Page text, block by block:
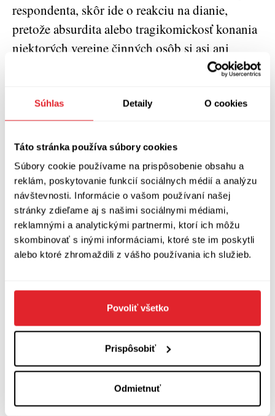
Súhlas Detaily O cookies
Táto stránka používa súbory cookies
Súbory cookie používame na prispôsobenie obsahu a
reklám, poskytovanie funkcií sociálnych médií a analýzu
návštevnosti. Informácie o vašom používaní našej
stránky zdieľame aj s našimi sociálnymi médiami,
reklamnými a analytickými partnermi, ktorí ich môžu
skombinovať s inými informáciami, ktoré ste im poskytli
alebo ktoré zhromaždili z vášho používania ich služieb.
Povoliť všetko
Prispôsobiť
Odmietnuť
respondenta, skôr ide o reakciu na dianie,
pretože absurdita alebo tragikomickosť konania
niektorých verejne činných osôb si asi ani
nezaslúži iný prístup. Na druhej strane sedí
občas síce odbehne od témy, ale ďalšou vhodne
položenou otázkou sa k nej naspäť vráti.
Čitatelia nemusia súhlasiť so Šimečkovými
názormi, mohli by však využiť príležitosť a
formulovať svoje vlastné, aby zistili, či sú
rovnako dobre podložené a vyargumentované.
Ak by si jeho oponenti mohli zobrať z knihy čo
len dve posolstvá, tak by sa dala vyzdvihnúť
Šimečkova sebareflexia a sebakritika. A pre ľudí,
stratení, môže byť kniha aj akousi mapou
slúžiacou na lepšiu orientáciu, pretože
poskytuje záchytné body, vyvýšené miesta s
nadhľadom, ktoré ukazujú, v akom rozmanitom
svete žijeme.